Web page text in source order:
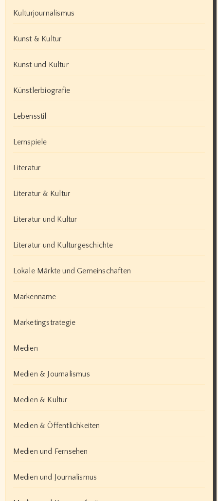
Kulturjournalismus
Kunst & Kultur
Kunst und Kultur
Künstlerbiografie
Lebensstil
Lernspiele
Literatur
Literatur & Kultur
Literatur und Kultur
Literatur und Kulturgeschichte
Lokale Märkte und Gemeinschaften
Markenname
Marketingstrategie
Medien
Medien & Journalismus
Medien & Kultur
Medien & Öffentlichkeiten
Medien und Fernsehen
Medien und Journalismus